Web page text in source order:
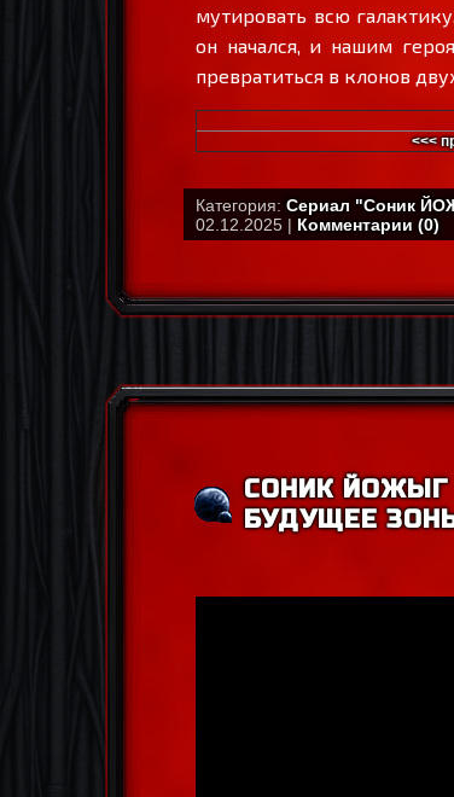
мутировать всю
он начался, и нашим
превратиться в клонов
<<<
Категория: Сериал "Соник
02.12.2025 | Комментарии (0)
СОНИК ЙОЖЫГ
БУДУЩЕЕ